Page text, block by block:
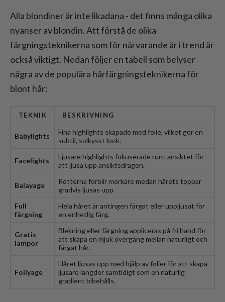
Alla blondiner är inte likadana - det finns många olika
nyanser av blondin. Att förstå de olika
färgningsteknikerna som för närvarande är i trend är
också viktigt. Nedan följer en tabell som belyser
några av de populära hårfärgningsteknikerna för
blont hår:
TEKNIK BESKRIVNING
Babylights
Fina highlights skapade med folie, vilket ger en
subtil, solkysst look.
Facelights
Ljusare highlights fokuserade runt ansiktet för
att ljusa upp ansiktsdragen.
Balayage
Rötterna förblir mörkare medan hårets toppar
gradvis ljusas upp.
Full
färgning
Hela håret är antingen färgat eller uppljusat för
en enhetlig färg.
Gratis
lampor
Blekning eller färgning appliceras på fri hand för
att skapa en mjuk övergång mellan naturligt och
färgat hår.
Foilyage
Håret ljusas upp med hjälp av folier för att skapa
ljusare längder samtidigt som en naturlig
gradient bibehålls.